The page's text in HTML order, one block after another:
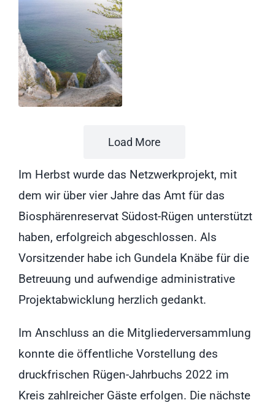
Load More
Im Herbst wurde das Netzwerkprojekt, mit
dem wir über vier Jahre das Amt für das
Biosphärenreservat Südost-Rügen unterstützt
haben, erfolgreich abgeschlossen. Als
Vorsitzender habe ich Gundela Knäbe für die
Betreuung und aufwendige administrative
Projektabwicklung herzlich gedankt.
Im Anschluss an die Mitgliederversammlung
konnte die öffentliche Vorstellung des
druckfrischen Rügen-Jahrbuchs 2022 im
Kreis zahlreicher Gäste erfolgen. Die nächste